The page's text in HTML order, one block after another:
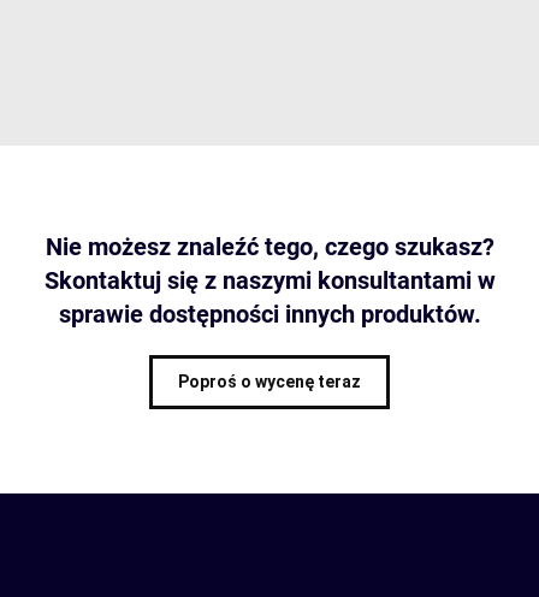
Nie możesz znaleźć tego, czego szukasz?
Skontaktuj się z naszymi konsultantami w
sprawie dostępności innych produktów.
Poproś o wycenę teraz